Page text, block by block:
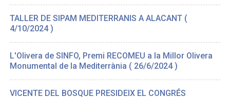
TALLER DE SIPAM MEDITERRANIS A ALACANT (
4/10/2024 )
L'Olivera de SINFO, Premi RECOMEU a la Millor Olivera
Monumental de la Mediterrània ( 26/6/2024 )
VICENTE DEL BOSQUE PRESIDEIX EL CONGRÉS